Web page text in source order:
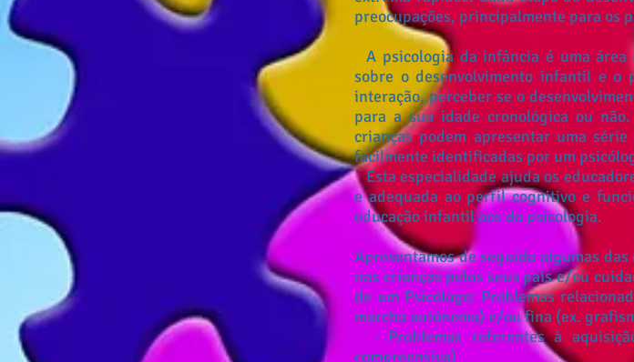
preocupações, principalmente para os
A psicologia da infância é uma área
sobre o desenvolvimento infantil e o
interação, perceber se o
para a sua idade cronológica ou
crianças podem apresentar uma
facilmente identificadas por um
Esta especialidade ajuda os
e adequada ao perfil cognitivo e
educação infantil aos da psicologia.
Apresentamos de seguida algumas
nas crianças pelos seus pais e/ou
de um Psicólogo: Problemas
marcha autónoma) e/ou fina (ex.
- Problemas referentes à
compreensiva)